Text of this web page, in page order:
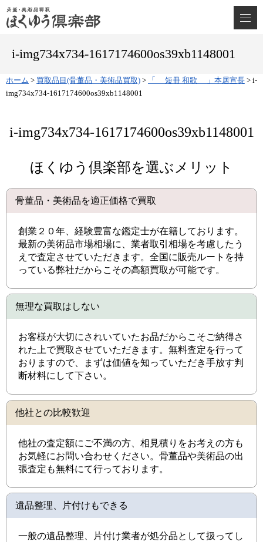
i-img734x734-1617174600os39xb1148001
ホーム > 買取品目(骨董品・美術品買取) > 「 短冊 和歌 」本居宣長 > i-
img734x734-1617174600os39xb1148001
i-img734x734-1617174600os39xb1148001
ほくゆう倶楽部を選ぶメリット
骨董品・美術品を適正価格で買取
創業２０年、経験豊富な鑑定士が在籍しております。
最新の美術品市場相場に、業者取引相場を考慮したう
えで査定させていただきます。全国に販売ルートを持
っている弊社だからこその高額買取が可能です。
無理な買取はしない
お客様が大切にされいていたお品だからこそご納得さ
れた上で買取させていただきます。無料査定を行って
おりますので、まずは価値を知っていただき手放す判
断材料にして下さい。
他社との比較歓迎
他社の査定額にご不満の方、相見積りをお考えの方も
お気軽にお問い合わせください。骨董品や美術品の出
張査定も無料にて行っております。
遺品整理、片付けもできる
一般の遺品整理、片付け業者が処分品として扱ってし